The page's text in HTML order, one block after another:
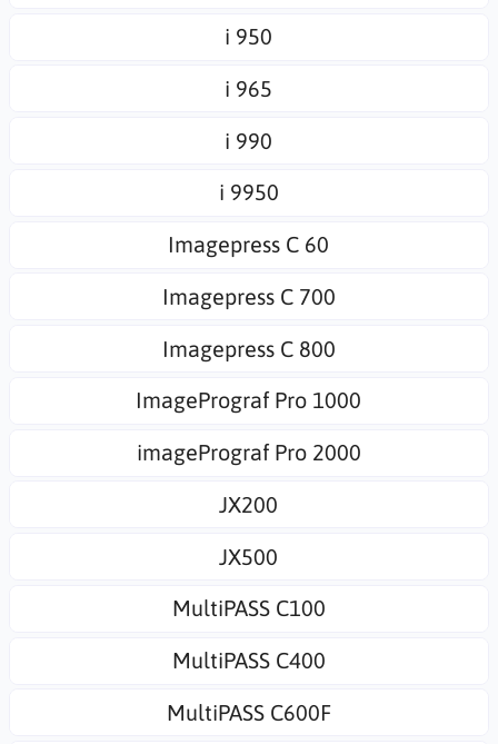
i 950
i 965
i 990
i 9950
Imagepress C 60
Imagepress C 700
Imagepress C 800
ImagePrograf Pro 1000
imagePrograf Pro 2000
JX200
JX500
MultiPASS C100
MultiPASS C400
MultiPASS C600F